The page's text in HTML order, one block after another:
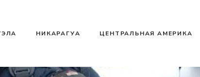
НИКАРАГУА ЦЕНТРАЛЬНАЯ АМЕРИКА